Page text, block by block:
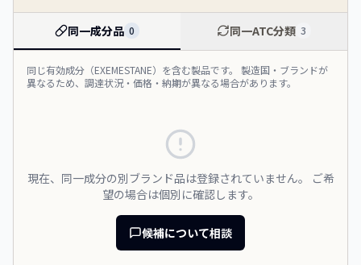
同一成分品 0 同一ATC分類 3
同じ有効成分（EXEMESTANE）を含む製品です。 製造国・ブランドが
異なるため、調達状況・価格・納期が異なる場合があります。
現在、同一成分の別ブランド品は登録されていません。 ご希
望の場合は個別に確認します。
候補について相談